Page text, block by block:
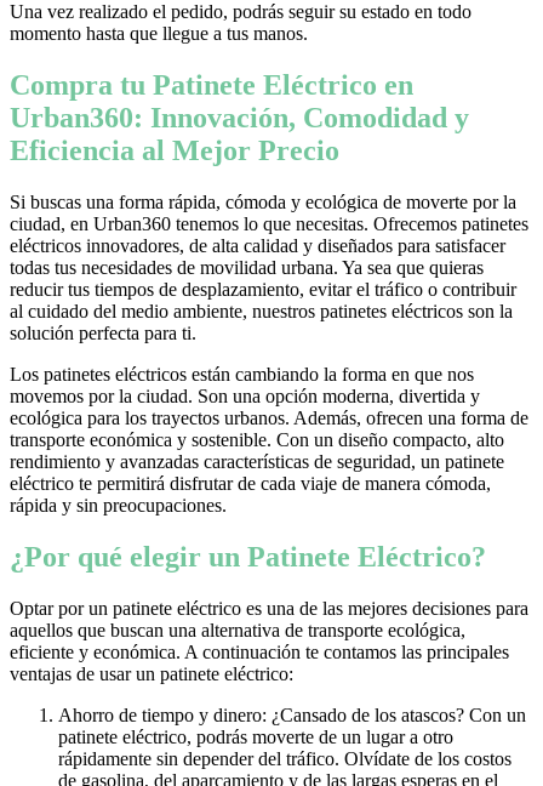
Una vez realizado el pedido, podrás seguir su estado en todo
momento hasta que llegue a tus manos.
Compra tu Patinete Eléctrico en
Urban360: Innovación, Comodidad y
Eficiencia al Mejor Precio
Si buscas una forma rápida, cómoda y ecológica de moverte por la
ciudad, en Urban360 tenemos lo que necesitas. Ofrecemos patinetes
eléctricos innovadores, de alta calidad y diseñados para satisfacer
todas tus necesidades de movilidad urbana. Ya sea que quieras
reducir tus tiempos de desplazamiento, evitar el tráfico o contribuir
al cuidado del medio ambiente, nuestros patinetes eléctricos son la
solución perfecta para ti.
Los patinetes eléctricos están cambiando la forma en que nos
movemos por la ciudad. Son una opción moderna, divertida y
ecológica para los trayectos urbanos. Además, ofrecen una forma de
transporte económica y sostenible. Con un diseño compacto, alto
rendimiento y avanzadas características de seguridad, un patinete
eléctrico te permitirá disfrutar de cada viaje de manera cómoda,
rápida y sin preocupaciones.
¿Por qué elegir un Patinete Eléctrico?
Optar por un patinete eléctrico es una de las mejores decisiones para
aquellos que buscan una alternativa de transporte ecológica,
eficiente y económica. A continuación te contamos las principales
ventajas de usar un patinete eléctrico:
Ahorro de tiempo y dinero: ¿Cansado de los atascos? Con un
patinete eléctrico, podrás moverte de un lugar a otro
rápidamente sin depender del tráfico. Olvídate de los costos
de gasolina, del aparcamiento y de las largas esperas en el